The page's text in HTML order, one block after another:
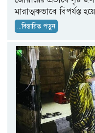
মারাত্মকভাবে বিপর্যস্ত
...বিস্তারিত পড়ুন